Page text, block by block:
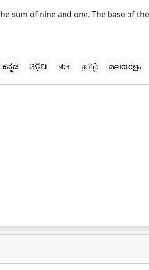
sum of nine and one. The base of
ಕನ್ನಡ ଓଡ଼ିଆ বাংলা தமிழ் മലയാളം